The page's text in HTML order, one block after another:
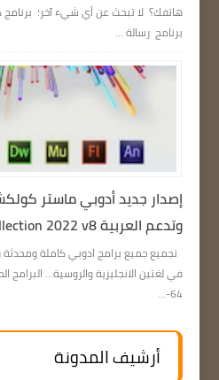
هاتفك؟ لا تبحث عن أي شيء آخر؛ برنامج
برنامج رسالة ...
إصدار جديد أدوبي ماستر
وتدعم العربية Adobe Master Collection 2022 v8
تجميع جميع برامج ادوبي كاملة ومحدثة
64-...
أرشيف المدونة